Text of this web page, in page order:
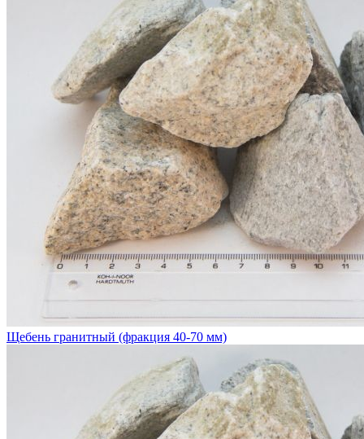
Щебень гранитный (фракция 40-70 мм)